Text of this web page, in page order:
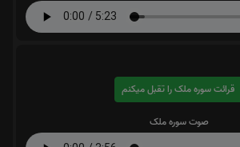
قرائت سوره ملک را تقبل میکنم
صوت سوره ملک